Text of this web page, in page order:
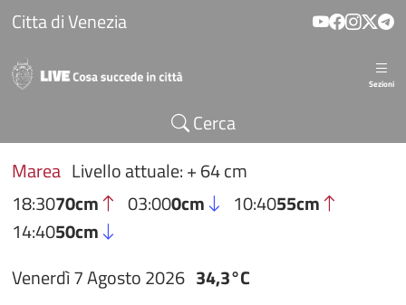
Salta al contenuto principale
Citta di Venezia
Sezioni
Cerca
Marea Livello attuale: + 64 cm
18:3070cm 03:000cm 10:4055cm
14:4050cm
Venerdì 7 Agosto 2026 34,3°C